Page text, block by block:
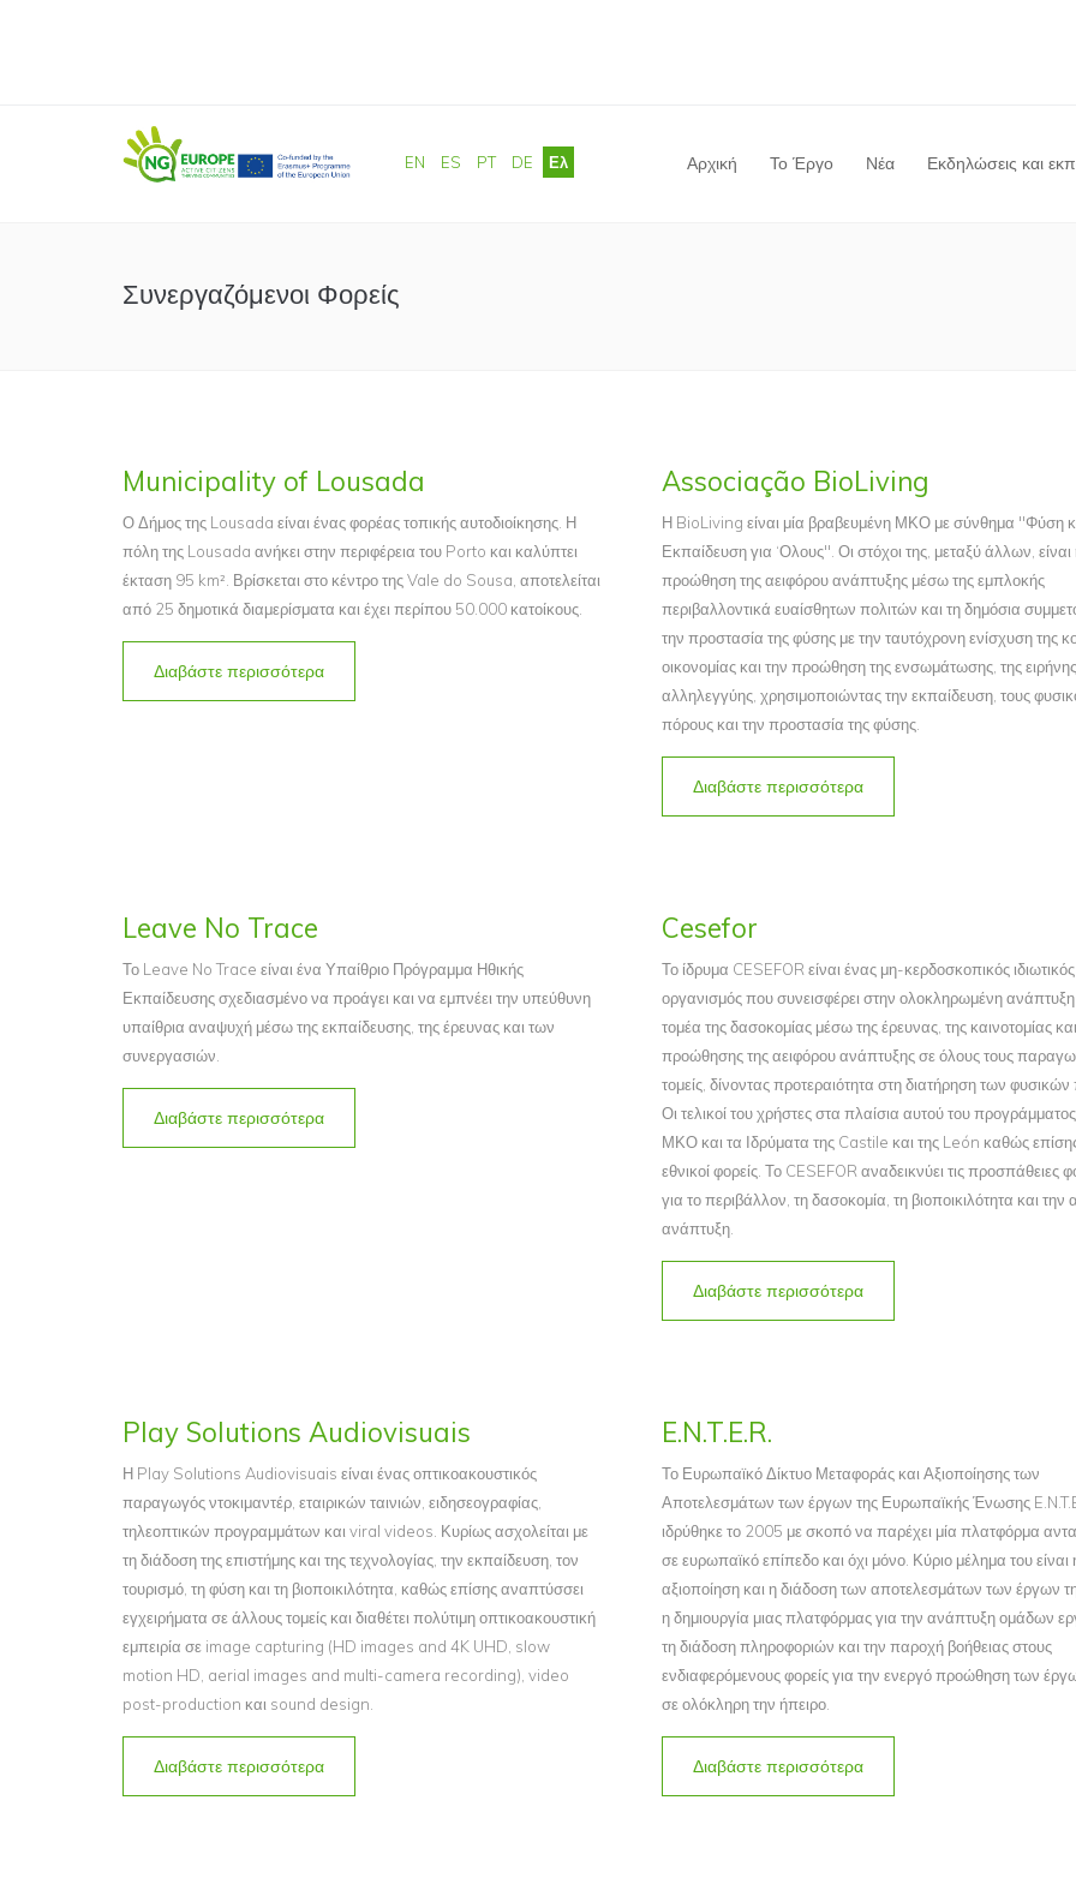
EN ES PT DE Ελ Αρχική Το Έργο Νέα Εκδηλώσεις και
Συνεργαζόμενοι Φορείς
Municipality of Lousada
Ο Δήμος της Lousada είναι ένας φορέας τοπικής αυτοδιοίκησης. Η
πόλη της Lousada ανήκει στην περιφέρεια του Porto και καλύπτει
έκταση 95 km². Βρίσκεται στο κέντρο της Vale do Sousa, αποτελείται
από 25 δημοτικά διαμερίσματα και έχει περίπου 50.000 κατοίκους.
Διαβάστε περισσότερα
Associação BioLiving
Η BioLiving είναι μία βραβευμένη ΜΚΟ με σύνθημα "Φύση
Εκπαίδευση για ‘Ολους". Οι στόχοι της, μεταξύ άλλων, είναι
προώθηση της αειφόρου ανάπτυξης μέσω της εμπλοκής
περιβαλλοντικά ευαίσθητων πολιτών και τη δημόσια
την προστασία της φύσης με την ταυτόχρονη ενίσχυση της
οικονομίας και την προώθηση της ενσωμάτωσης, της
αλληλεγγύης, χρησιμοποιώντας την εκπαίδευση, τους
πόρους και την προστασία της φύσης.
Διαβάστε περισσότερα
Leave No Trace
Το Leave No Trace είναι ένα Υπαίθριο Πρόγραμμα Ηθικής
Εκπαίδευσης σχεδιασμένο να προάγει και να εμπνέει την υπεύθυνη
υπαίθρια αναψυχή μέσω της εκπαίδευσης, της έρευνας και των
συνεργασιών.
Διαβάστε περισσότερα
Cesefor
Το ίδρυμα CESEFOR είναι ένας μη-κερδοσκοπικός ιδιωτικός
οργανισμός που συνεισφέρει στην ολοκληρωμένη
τομέα της δασοκομίας μέσω της έρευνας, της καινοτομίας
προώθησης της αειφόρου ανάπτυξης σε όλους τους
τομείς, δίνοντας προτεραιότητα στη διατήρηση των
Οι τελικοί του χρήστες στα πλαίσια αυτού του προγράμματος
ΜΚΟ και τα Ιδρύματα της Castile και της León καθώς επίσης
εθνικοί φορείς. Το CESEFOR αναδεικνύει τις προσπάθειες
για το περιβάλλον, τη δασοκομία, τη βιοποικιλότητα και την
ανάπτυξη.
Διαβάστε περισσότερα
Play Solutions Audiovisuais
Η Play Solutions Audiovisuais είναι ένας οπτικοακουστικός
παραγωγός ντοκιμαντέρ, εταιρικών ταινιών, ειδησεογραφίας,
τηλεοπτικών προγραμμάτων και viral videos. Κυρίως ασχολείται με
τη διάδοση της επιστήμης και της τεχνολογίας, την εκπαίδευση, τον
τουρισμό, τη φύση και τη βιοποικιλότητα, καθώς επίσης αναπτύσσει
εγχειρήματα σε άλλους τομείς και διαθέτει πολύτιμη οπτικοακουστική
εμπειρία σε image capturing (HD images and 4K UHD, slow
motion HD, aerial images and multi-camera recording), video
post-production και sound design.
Διαβάστε περισσότερα
E.N.T.E.R.
Το Ευρωπαϊκό Δίκτυο Μεταφοράς και Αξιοποίησης των
Αποτελεσμάτων των έργων της Ευρωπαϊκής Ένωσης
ιδρύθηκε το 2005 με σκοπό να παρέχει μία πλατφόρμα
σε ευρωπαϊκό επίπεδο και όχι μόνο. Κύριο μέλημα του είναι
αξιοποίηση και η διάδοση των αποτελεσμάτων των έργων
η δημιουργία μιας πλατφόρμας για την ανάπτυξη ομάδων
τη διάδοση πληροφοριών και την παροχή βοήθειας στους
ενδιαφερόμενους φορείς για την ενεργό προώθηση των
σε ολόκληρη την ήπειρο.
Διαβάστε περισσότερα